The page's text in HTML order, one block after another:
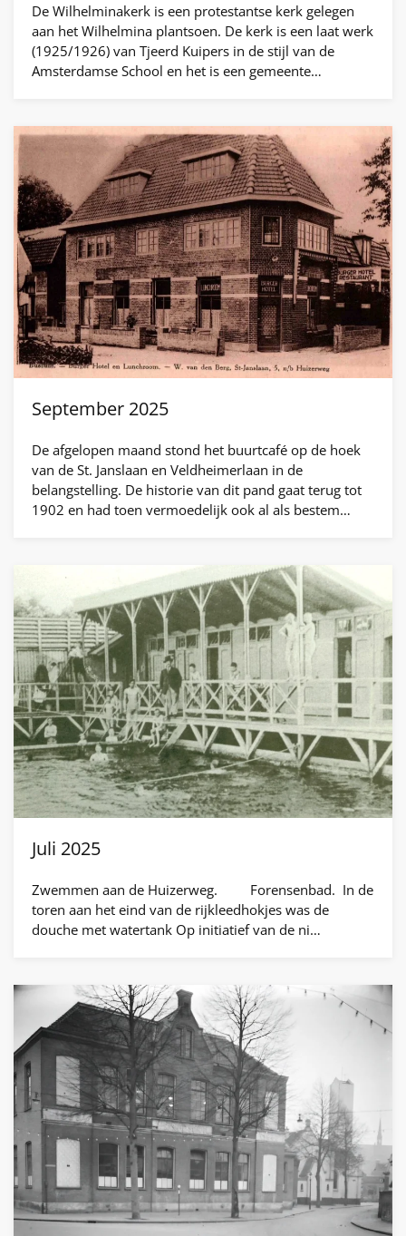
De Wilhelminakerk is een protestantse kerk gelegen
aan het Wilhelmina plantsoen. De kerk is een laat werk
(1925/1926) van Tjeerd Kuipers in de stijl van de
Amsterdamse School en het is een gemeente…
September 2025
De afgelopen maand stond het buurtcafé op de hoek
van de St. Janslaan en Veldheimerlaan in de
belangstelling. De historie van dit pand gaat terug tot
1902 en had toen vermoedelijk ook al als bestem…
Juli 2025
Zwemmen aan de Huizerweg. Forensenbad. In de
toren aan het eind van de rijkleedhokjes was de
douche met watertank Op initiatief van de ni…